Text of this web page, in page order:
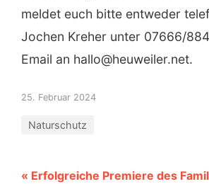
meldet euch bitte entweder
Jochen Kreher unter 07666/
Email an hallo@heuweiler.net.
25. Februar 2024
Naturschutz
« Erfolgreiche Premiere des